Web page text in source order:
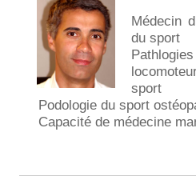
Médecin
du sport
sport
Podologie du sport
Capacité de médecine